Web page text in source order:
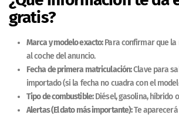
gratis?
Marca y modelo exacto:Para confirmar que
al coche del anuncio.
Fecha de primera matriculación:Clave para
importado (si la fecha no cuadra con el
Tipo de combustible:Diésel, gasolina, híbrido
Alertas (El dato más importante):Te